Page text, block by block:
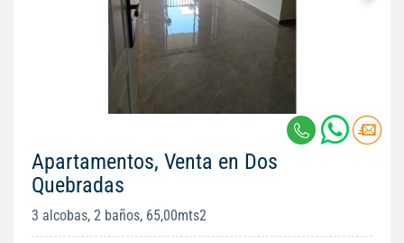
Apartamentos, Venta en Dos
Quebradas
3 alcobas, 2 baños, 65,00mts2